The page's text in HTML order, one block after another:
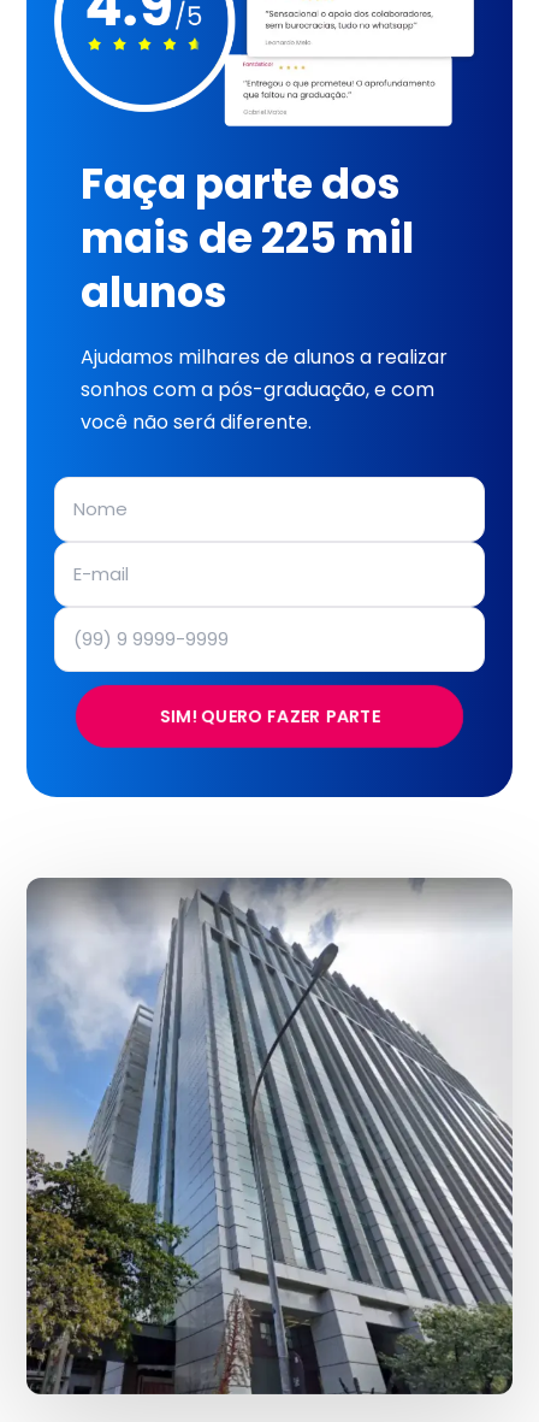
Faça parte dos
mais de 225 mil
alunos
Ajudamos milhares de alunos a realizar
sonhos com a pós-graduação, e com
você não será diferente.
SIM! QUERO FAZER PARTE